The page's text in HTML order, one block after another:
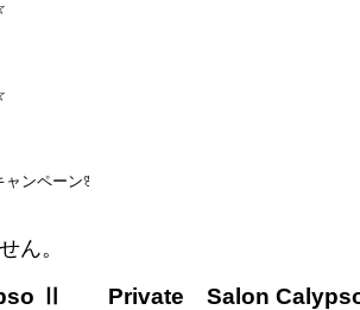
ンペーン🌸
ん。
Ⅱ Private Salon